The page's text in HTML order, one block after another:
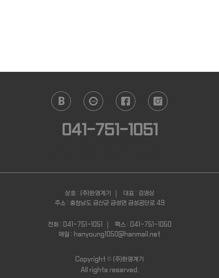
041-751-1051
상호 : (주)한영계기
대표 : 김영상
주소 : 충청남도 금산군 금성면 금성공단로 49
전화 : 041-751-1051
팩스 : 041-751-1050
메일 : hanyoung1050@hanmail.net
Copyright © (주)한영계기
All rights reserved.